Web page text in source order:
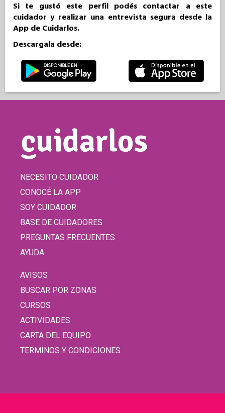
Si te gustó este perfil podés contactar a este
cuidador y realizar una entrevista segura desde la
App de Cuidarlos.
Descargala desde:
NECESITO CUIDADOR
CONOCÉ LA APP
SOY CUIDADOR
BASE DE CUIDADORES
PREGUNTAS FRECUENTES
AYUDA
AVISOS
BUSCAR POR ZONAS
CURSOS
ACTIVIDADES
CARTA DEL EQUIPO
TERMINOS Y CONDICIONES